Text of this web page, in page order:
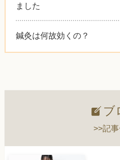
ました
鍼灸は何故効くの？
ブ
>>記